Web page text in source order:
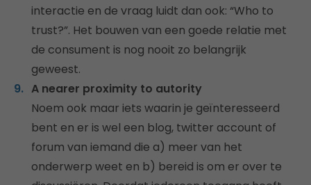
interactie en de vraag luidt dan ook: “Who to
trust?”. Het bouwen van een goede relatie met
de consument is nog nooit zo belangrijk
geweest.
A nearer proximity to autority
Noem ook maar iets waarin je geïnteresseerd
bent en er is wel een blog, twitter account of
forum van iemand die a) meer van het
onderwerp weet en b) bereid is om er over te